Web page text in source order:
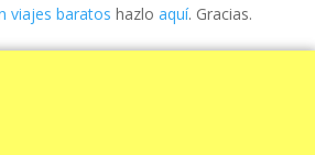
viajes baratos hazlo aquí. Gracias.